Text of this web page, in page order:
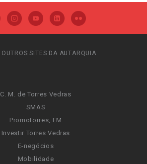
OUTROS SITES DA AUTARQUIA
C. M. de Torres Vedras
SMAS
Promotorres, EM
Investir Torres Vedras
E-negócios
Mobilidade